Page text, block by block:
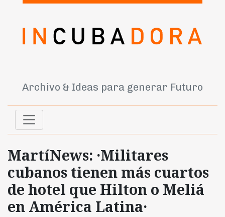
Archivo & Ideas para generar Futuro
MartíNews: ·Militares
cubanos tienen más cuartos
de hotel que Hilton o Meliá
en América Latina·